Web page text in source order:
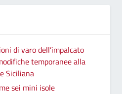
di varo dell’impalcato
temporanee alla
Siciliana
sei mini isole